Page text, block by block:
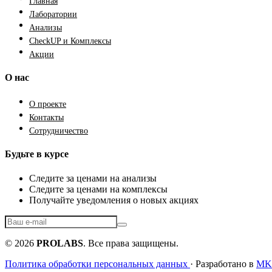
Лаборатории
Анализы
CheckUP и Комплексы
Акции
О нас
О проекте
Контакты
Сотрудничество
Будьте в курсе
Следите за ценами на анализы
Следите за ценами на комплексы
Получайте уведомления о новых акциях
© 2026 PROLABS. Все права защищены.
Политика обработки персональных данных · Разработано в